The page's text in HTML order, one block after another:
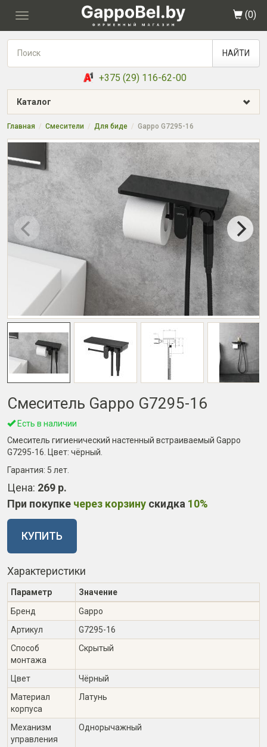
Toggle
(0)
НАЙТИ
+375 (29) 116-62-00
Каталог
Главная Смесители Для биде Gappo G7295-16
Смеситель Gappo G7295-16
Есть в наличии
Смеситель гигиенический настенный встраиваемый Gappo
G7295-16. Цвет: чёрный.
Гарантия: 5 лет
Цена: 269 р.
При покупке через корзину скидка 10%
КУПИТЬ
Характеристики
Параметр
Значение
Бренд
Gappo
Артикул
G7295-16
Способ
монтажа
Скрытый
Цвет
Чёрный
Материал
корпуса
Латунь
Механизм
управления
Однорычажный